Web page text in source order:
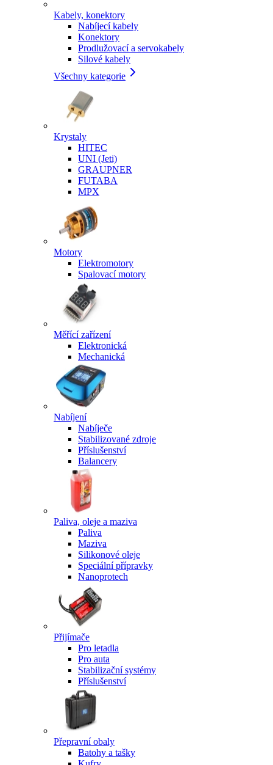
Kabely, konektory
Nabíjecí kabely
Konektory
Prodlužovací a servokabely
Silové kabely
Všechny kategorie
Krystaly
HITEC
UNI (Jeti)
GRAUPNER
FUTABA
MPX
Motory
Elektromotory
Spalovací motory
Měřící zařízení
Elektronická
Mechanická
Nabíjení
Nabíječe
Stabilizované zdroje
Příslušenství
Balancery
Paliva, oleje a maziva
Paliva
Maziva
Silikonové oleje
Speciální přípravky
Nanoprotech
Přijímače
Pro letadla
Pro auta
Stabilizační systémy
Příslušenství
Přepravní obaly
Batohy a tašky